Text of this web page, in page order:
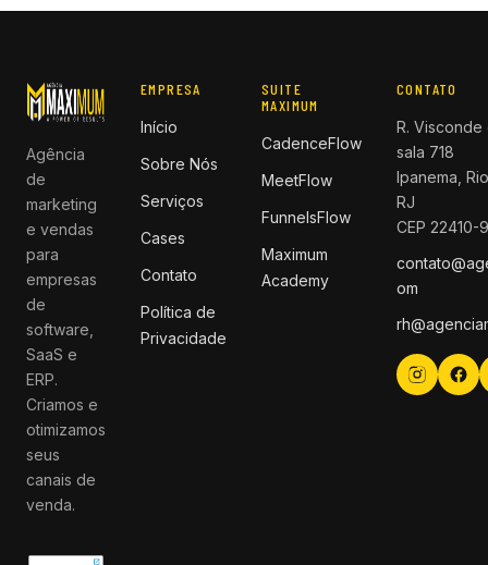
Agência
de
marketing
e vendas
para
empresas
de
software,
SaaS e
ERP.
Criamos e
otimizamos
seus
canais de
venda.
EMPRESA
Início
Sobre Nós
Serviços
Cases
Contato
Política de
Privacidade
SUITE
MAXIMUM
CadenceFlow
MeetFlow
FunnelsFlow
Maximum
Academy
CONTATO
R.
sala 718
Ipanema,
RJ
CEP 22410-
om